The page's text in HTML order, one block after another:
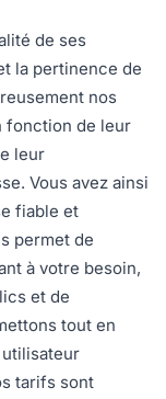
de ses
la pertinence de
nos
fonction de leur
leur
Vous avez ainsi
fiable et
permet de
à votre besoin,
et de
tout en
tarifs sont